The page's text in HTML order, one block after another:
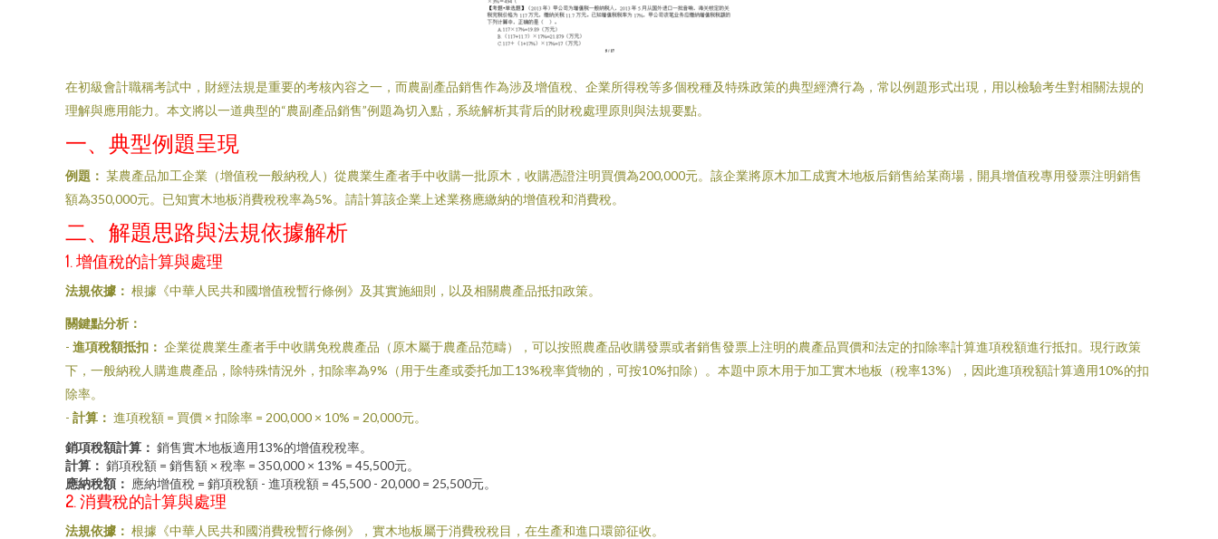
在初級會計職稱考試中，財經法規是重要的考核內容之一，而農副產品銷售作為涉及增值稅、企業所得稅等多個稅種及特殊政策的典型經濟行為，常以例題形式出現，用以檢驗考生對相關法規的
理解與應用能力。本文將以一道典型的“農副產品銷售”例題為切入點，系統解析其背后的財稅處理原則與法規要點。
一、典型例題呈現
例題： 某農產品加工企業（增值稅一般納稅人）從農業生產者手中收購一批原木，收購憑證注明買價為200,000元。該企業將原木加工成實木地板后銷售給某商場，開具增值稅專用發票注明銷售
額為350,000元。已知實木地板消費稅稅率為5%。請計算該企業上述業務應繳納的增值稅和消費稅。
二、解題思路與法規依據解析
1. 增值稅的計算與處理
法規依據： 根據《中華人民共和國增值稅暫行條例》及其實施細則，以及相關農產品抵扣政策。
關鍵點分析：
- 進項稅額抵扣： 企業從農業生產者手中收購免稅農產品（原木屬于農產品范疇），可以按照農產品收購發票或者銷售發票上注明的農產品買價和法定的扣除率計算進項稅額進行抵扣。現行政策
下，一般納稅人購進農產品，除特殊情況外，扣除率為9%（用于生產或委托加工13%稅率貨物的，可按10%扣除）。本題中原木用于加工實木地板（稅率13%），因此進項稅額計算適用10%的扣
除率。
- 計算： 進項稅額 = 買價 × 扣除率 = 200,000 × 10% = 20,000元。
銷項稅額計算： 銷售實木地板適用13%的增值稅稅率。
計算： 銷項稅額 = 銷售額 × 稅率 = 350,000 × 13% = 45,500元。
應納稅額： 應納增值稅 = 銷項稅額 - 進項稅額 = 45,500 - 20,000 = 25,500元。
2. 消費稅的計算與處理
法規依據： 根據《中華人民共和國消費稅暫行條例》，實木地板屬于消費稅稅目，在生產和進口環節征收。